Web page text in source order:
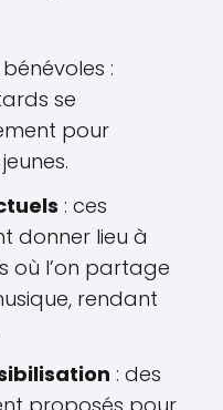
:
se
pour
: ces
donner lieu à
où l’on partage
rendant
: des